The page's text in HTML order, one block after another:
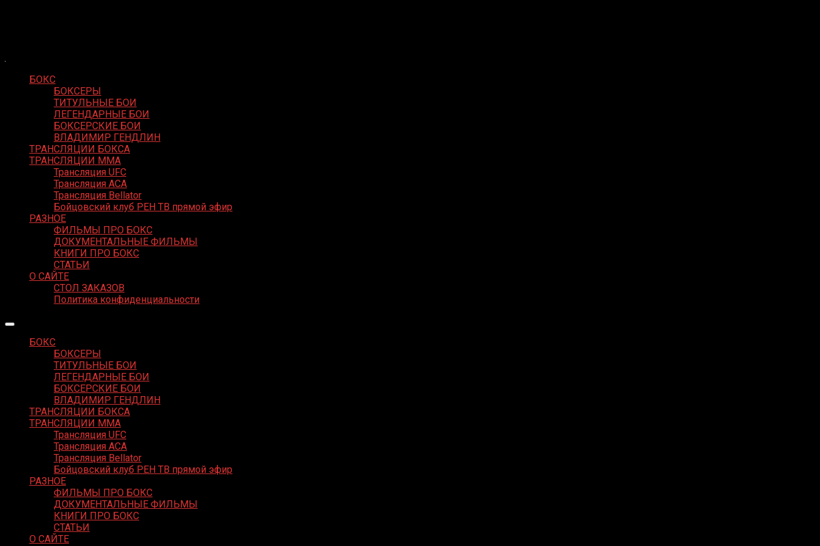
БОКС
БОКСЕРЫ
ТИТУЛЬНЫЕ БОИ
ЛЕГЕНДАРНЫЕ БОИ
БОКСЕРСКИЕ БОИ
ВЛАДИМИР ГЕНДЛИН
ТРАНСЛЯЦИИ БОКСА
ТРАНСЛЯЦИИ MMA
Трансляция UFC
Трансляция ACA
Трансляция Bellator
Бойцовский клуб РЕН ТВ прямой эфир
РАЗНОЕ
ФИЛЬМЫ ПРО БОКС
ДОКУМЕНТАЛЬНЫЕ ФИЛЬМЫ
КНИГИ ПРО БОКС
СТАТЬИ
О САЙТЕ
СТОЛ ЗАКАЗОВ
Политика конфиденциальности
БОКС
БОКСЕРЫ
ТИТУЛЬНЫЕ БОИ
ЛЕГЕНДАРНЫЕ БОИ
БОКСЕРСКИЕ БОИ
ВЛАДИМИР ГЕНДЛИН
ТРАНСЛЯЦИИ БОКСА
ТРАНСЛЯЦИИ MMA
Трансляция UFC
Трансляция ACA
Трансляция Bellator
Бойцовский клуб РЕН ТВ прямой эфир
РАЗНОЕ
ФИЛЬМЫ ПРО БОКС
ДОКУМЕНТАЛЬНЫЕ ФИЛЬМЫ
КНИГИ ПРО БОКС
СТАТЬИ
О САЙТЕ